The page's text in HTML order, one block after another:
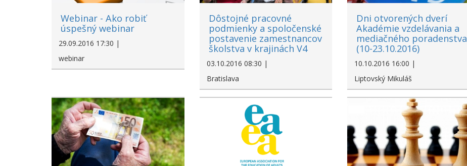
Webinar - Ako robiť
úspešný webinar
29.09.2016 17:30 |
webinar
Dôstojné pracovné
podmienky a spoločenské
postavenie zamestnancov
školstva v krajinách V4
03.10.2016 08:30 |
Bratislava
Dni otvorených dverí
Akadémie vzdelávania a
mediačného poradenstva
(10-23.10.2016)
10.10.2016 16:00 |
Liptovský Mikuláš